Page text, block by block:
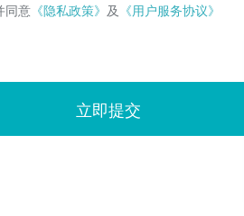
同意《隐私政策》 及 《用户服务协议》
立即提交